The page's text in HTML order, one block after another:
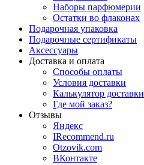
Наборы парфюмерии
Остатки во флаконах
Подарочная упаковка
Подарочные сертификаты
Аксессуары
Доставка и оплата
Способы оплаты
Условия доставки
Калькулятор доставки
Где мой заказ?
Отзывы
Яндекс
IRecommend.ru
Otzovik.com
ВКонтакте